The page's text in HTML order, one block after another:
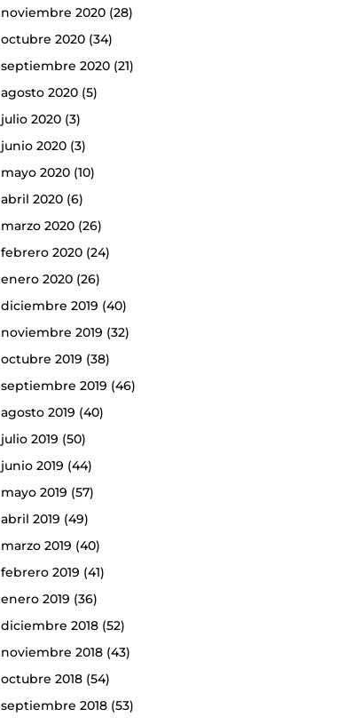
noviembre 2020(28)
octubre 2020(34)
septiembre 2020(21)
agosto 2020(5)
julio 2020(3)
junio 2020(3)
mayo 2020(10)
abril 2020(6)
marzo 2020(26)
febrero 2020(24)
enero 2020(26)
diciembre 2019 (40)
noviembre 2019 (32)
octubre 2019 (38)
septiembre 2019 (46)
agosto 2019 (40)
julio 2019 (50)
junio 2019 (44)
mayo 2019 (57)
abril 2019 (49)
marzo 2019 (40)
febrero 2019 (41)
enero 2019 (36)
diciembre 2018(52)
noviembre 2018(43)
octubre 2018(54)
septiembre 2018(53)